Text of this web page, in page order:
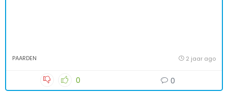
PAARDEN 2 jaar ago
0 0